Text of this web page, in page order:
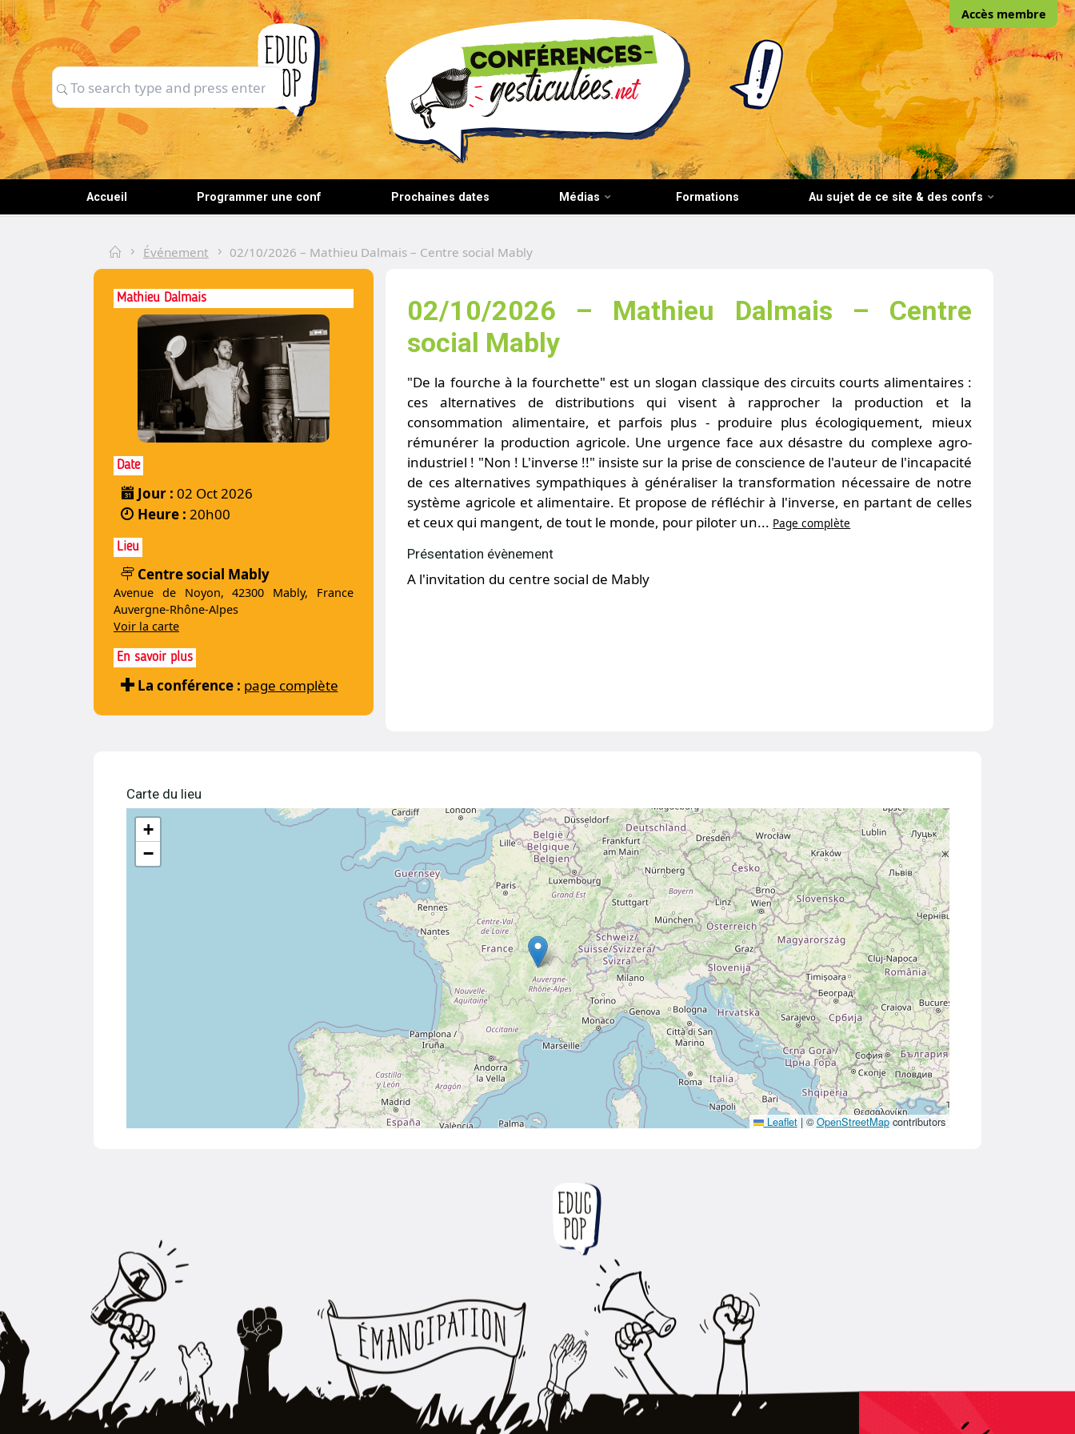
Skip
to
content
CONFERENCES-GESTICULEES.NET
Search
for:
Search
Accès membre
Accueil Programmer une conf Prochaines dates Médias Formations Au sujet de ce site & des confs
HomeÉvénement 02/10/2026 – Mathieu Dalmais – Centre social Mably
Mathieu Dalmais
Date
Jour : 02 Oct 2026
Heure : 20h00
Lieu
Centre social Mably
Avenue de Noyon, 42300 Mably, France
Auvergne-Rhône-Alpes
Voir la carte
En savoir plus
La conférence : page complète
02/10/2026 – Mathieu Dalmais – Centre
social Mably
"De la fourche à la fourchette" est un slogan classique des circuits courts alimentaires :
ces alternatives de distributions qui visent à rapprocher la production et la
consommation alimentaire, et parfois plus - produire plus écologiquement, mieux
rémunérer la production agricole. Une urgence face aux désastre du complexe agro-
industriel ! "Non ! L'inverse !!" insiste sur la prise de conscience de l'auteur de l'incapacité
de ces alternatives sympathiques à généraliser la transformation nécessaire de notre
système agricole et alimentaire. Et propose de réfléchir à l'inverse, en partant de celles
et ceux qui mangent, de tout le monde, pour piloter un... Page complète
Présentation évènement
A l'invitation du centre social de Mably
Carte du lieu
+
−
Leaflet |© OpenStreetMapcontributors